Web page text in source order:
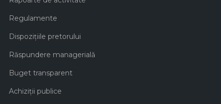
Regulamente
Dispozițiile pretorului
Răspundere managerială
Buget transparent
Achiziţii publice